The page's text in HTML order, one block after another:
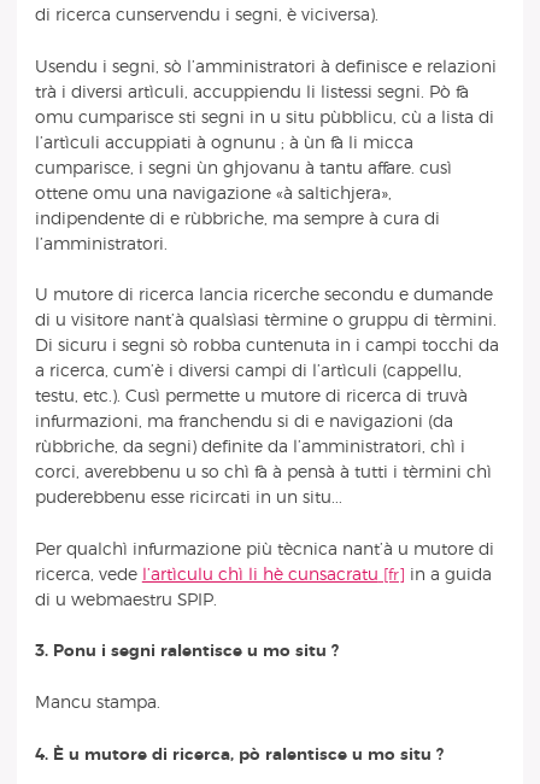
di ricerca cunservendu i segni, è viciversa).
Usendu i segni, sò l’amministratori à definisce e relazioni
trà i diversi artìculi, accuppiendu li listessi segni. Pò fà
omu cumparisce sti segni in u situ pùbblicu, cù a lista di
l’artìculi accuppiati à ognunu ; à ùn fà li micca
cumparisce, i segni ùn ghjovanu à tantu affare. cusì
ottene omu una navigazione «à saltichjera»,
indipendente di e rùbbriche, ma sempre à cura di
l’amministratori.
U mutore di ricerca lancia ricerche secondu e dumande
di u visitore nant’à qualsìasi tèrmine o gruppu di tèrmini.
Di sicuru i segni sò robba cuntenuta in i campi tocchi da
a ricerca, cum’è i diversi campi di l’artìculi (cappellu,
testu, etc.). Cusì permette u mutore di ricerca di truvà
infurmazioni, ma franchendu si di e navigazioni (da
rùbbriche, da segni) definite da l’amministratori, chì i
corci, averebbenu u so chì fà à pensà à tutti i tèrmini chì
puderebbenu esse ricircati in un situ...
Per qualchì infurmazione più tècnica nant’à u mutore di
ricerca, vede l’artìculu chì li hè cunsacratu
in a guida
di u webmaestru SPIP.
3. Ponu i segni ralentisce u mo situ ?
Mancu stampa.
4. È u mutore di ricerca, pò ralentisce u mo situ ?